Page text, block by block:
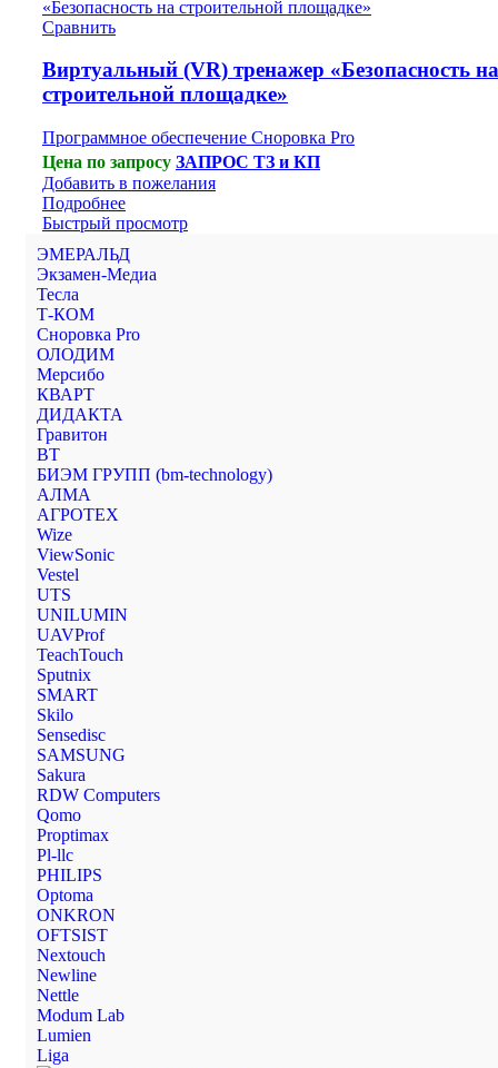
Сравнить
Виртуальный (VR) тренажер «Безопасность на
строительной площадке»
Программное обеспечение Сноровка Pro
Цена по запросуЗАПРОС ТЗ и КП
Добавить в пожелания
Подробнее
Быстрый просмотр
ЭМЕРАЛЬД
Экзамен-Медиа
Тесла
Т-КОМ
Сноровка Pro
ОЛОДИМ
Мерсибо
КВАРТ
ДИДАКТА
Гравитон
ВТ
БИЭМ ГРУПП (bm-technology)
АЛМА
АГРОТЕХ
Wize
ViewSonic
Vestel
UTS
UNILUMIN
UAVProf
TeachTouch
Sputnix
SMART
Skilo
Sensedisc
SAMSUNG
Sakura
RDW Computers
Qomo
Proptimax
Pl-llc
PHILIPS
Optoma
ONKRON
OFTSIST
Nextouch
Newline
Nettle
Modum Lab
Lumien
Liga